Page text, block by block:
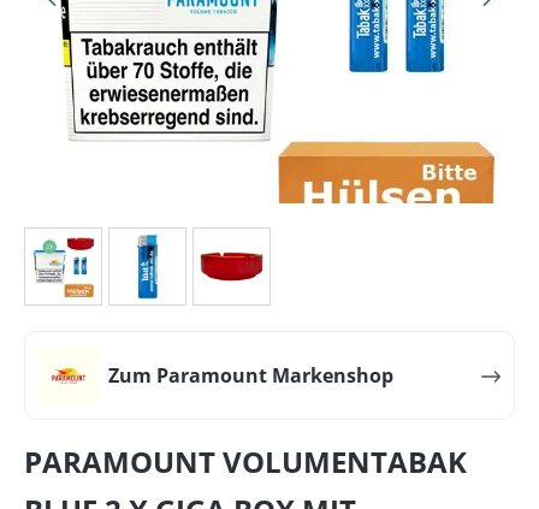
Zum Paramount Markenshop
PARAMOUNT VOLUMENTABAK